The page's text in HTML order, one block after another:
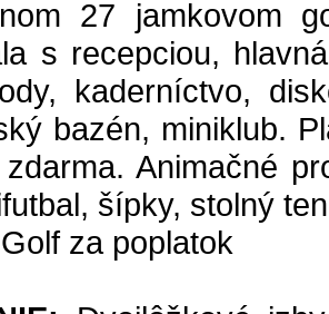
27 jamkovom
s recepciou,
kaderníctvo,
bazén, miniklub.
Animačné
šípky, stolný
za poplatok